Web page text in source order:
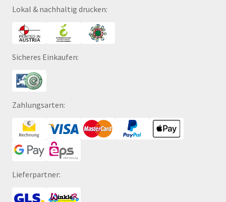
Lokal & nachhaltig drucken:
Sicheres Einkaufen:
Zahlungsarten:
Lieferpartner: